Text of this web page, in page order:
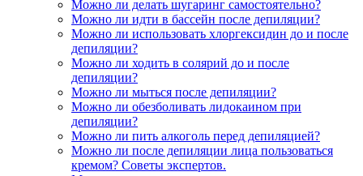
Можно ли делать шугаринг самостоятельно?
Можно ли идти в бассейн после депиляции?
Можно ли использовать хлоргексидин до и после
депиляции?
Можно ли ходить в солярий до и после
депиляции?
Можно ли мыться после депиляции?
Можно ли обезболивать лидокаином при
депиляции?
Можно ли пить алкоголь перед депиляцией?
Можно ли после депиляции лица пользоваться
кремом? Советы экспертов.